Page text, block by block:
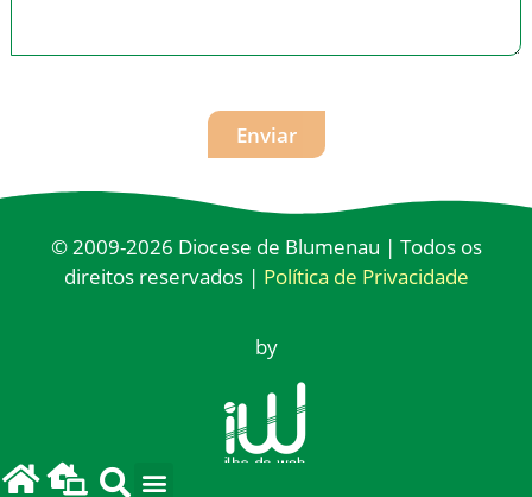
Enviar
© 2009-2026 Diocese de Blumenau | Todos os
direitos reservados | Política de Privacidade
by